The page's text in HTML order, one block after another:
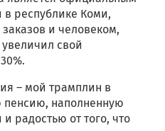
в республике Коми,
и человеком,
свой
– мой трамплин в
пенсию, наполненную
радостью от того, что